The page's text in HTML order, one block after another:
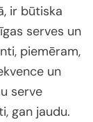
ir būtiska
serves un
piemēram,
un
serve
gan jaudu.